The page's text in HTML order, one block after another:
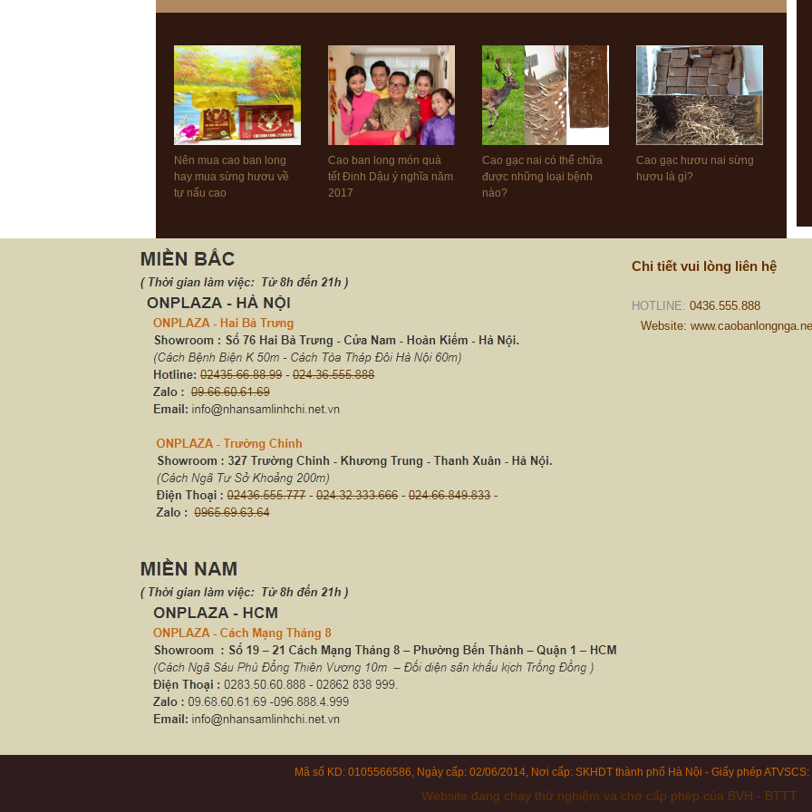
Nên mua cao ban long
hay mua sừng hươu về
tự nấu cao
Cao ban long món quà
tết Đinh Dậu ý nghĩa năm
2017
Cao gạc nai có thể chữa
được những loại bệnh
nào?
Cao gạc hươu nai sừng
hươu là gì?
Chi tiết vui lòng liên hệ
HOTLINE: 0436.555.888
Website:
Mã số KD: 0105566586, Ngày cấp: 02/06/2014, Nơi cấp: SKHDT thành phố Hà Nội - Giấy phép
Website đang chạy thử nghiệm và chờ cấp phép của BVH - BTTT